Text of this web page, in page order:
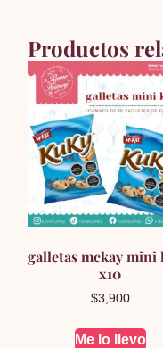
Productos
galletas mckay mini
x10
$3,900
Me lo llevo